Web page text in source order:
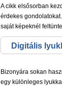
A cikk elsősorban
érdekes
saját képeknél
Digitális
Bizonyára sokan
egy különleges